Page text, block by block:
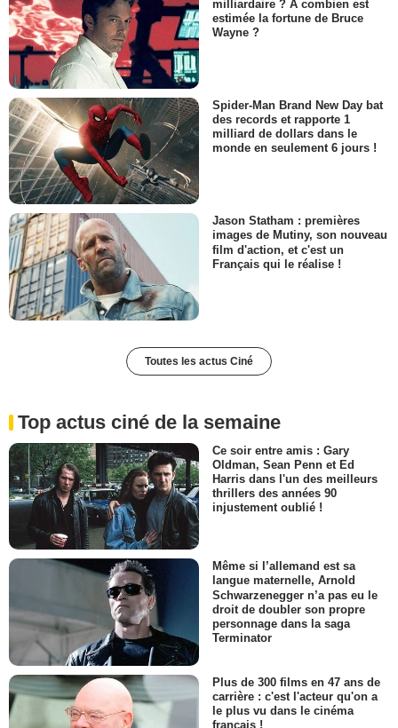
milliardaire ? À combien est
estimée la fortune de Bruce
Wayne ?
Spider-Man Brand New Day bat
des records et rapporte 1
milliard de dollars dans le
monde en seulement 6 jours !
Jason Statham : premières
images de Mutiny, son nouveau
film d'action, et c'est un
Français qui le réalise !
Toutes les actus Ciné
Top actus ciné de la semaine
Ce soir entre amis : Gary
Oldman, Sean Penn et Ed
Harris dans l'un des meilleurs
thrillers des années 90
injustement oublié !
Même si l’allemand est sa
langue maternelle, Arnold
Schwarzenegger n’a pas eu le
droit de doubler son propre
personnage dans la saga
Terminator
Plus de 300 films en 47 ans de
carrière : c'est l'acteur qu'on a
le plus vu dans le cinéma
français !